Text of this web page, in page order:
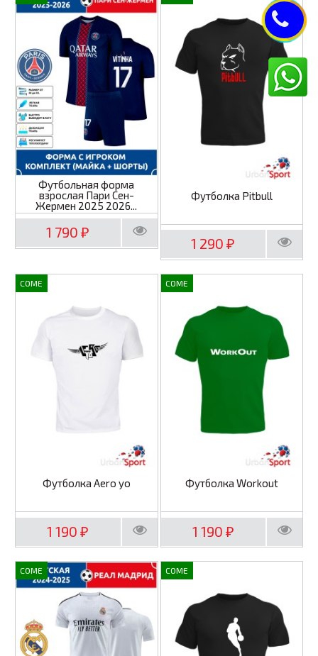
Футбольная форма
взрослая Пари Сен-
Жермен 2025 2026...
1 790₽
Футболка Pitbull
1 290₽
COME
Футболка Aero yo
1 190₽
COME
Футболка Workout
1 190 ₽
COME COME